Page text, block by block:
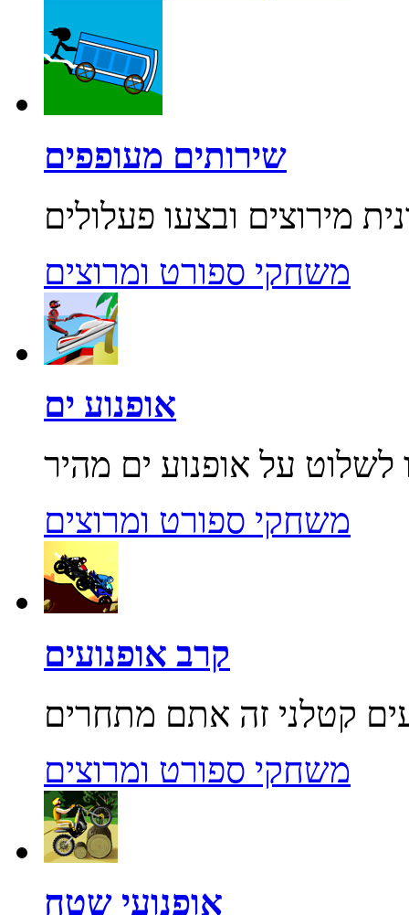
שירותים מעופפים
משחקי ספורט ומרוצים
אופנוע ים
משחקי ספורט ומרוצים
קרב אופנועים
משחקי ספורט ומרוצים
אופנועי שטח